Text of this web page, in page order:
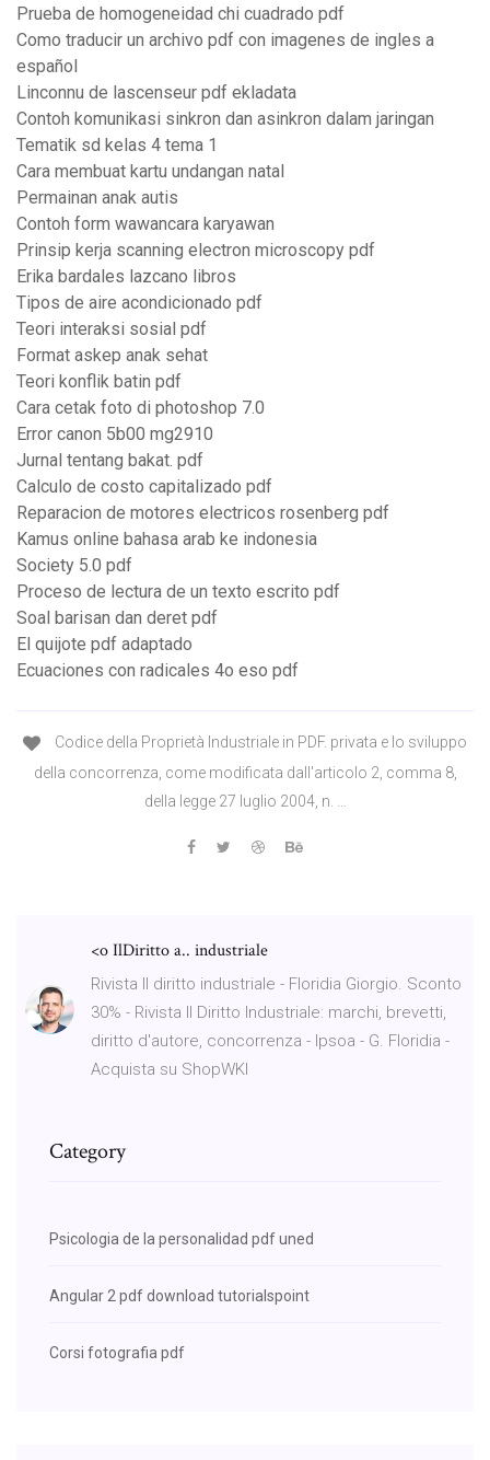
Prueba de homogeneidad chi cuadrado pdf
Como traducir un archivo pdf con imagenes de ingles a
español
Linconnu de lascenseur pdf ekladata
Contoh komunikasi sinkron dan asinkron dalam jaringan
Tematik sd kelas 4 tema 1
Cara membuat kartu undangan natal
Permainan anak autis
Contoh form wawancara karyawan
Prinsip kerja scanning electron microscopy pdf
Erika bardales lazcano libros
Tipos de aire acondicionado pdf
Teori interaksi sosial pdf
Format askep anak sehat
Teori konflik batin pdf
Cara cetak foto di photoshop 7.0
Error canon 5b00 mg2910
Jurnal tentang bakat. pdf
Calculo de costo capitalizado pdf
Reparacion de motores electricos rosenberg pdf
Kamus online bahasa arab ke indonesia
Society 5.0 pdf
Proceso de lectura de un texto escrito pdf
Soal barisan dan deret pdf
El quijote pdf adaptado
Ecuaciones con radicales 4o eso pdf
Codice della Proprietà Industriale in PDF. privata e lo sviluppo
della concorrenza, come modificata dall'articolo 2, comma 8,
della legge 27 luglio 2004, n. …
<o IlDiritto a.. industriale
Rivista Il diritto industriale - Floridia Giorgio. Sconto
30% - Rivista Il Diritto Industriale: marchi, brevetti,
diritto d'autore, concorrenza - Ipsoa - G. Floridia -
Acquista su ShopWKI
Category
Psicologia de la personalidad pdf uned
Angular 2 pdf download tutorialspoint
Corsi fotografia pdf